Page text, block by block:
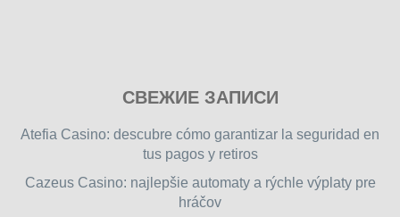
free
games
СВЕЖИЕ ЗАПИСИ
Atefia Casino: descubre cómo garantizar la seguridad en
tus pagos y retiros
Cazeus Casino: najlepšie automaty a rýchle výplaty pre
hráčov